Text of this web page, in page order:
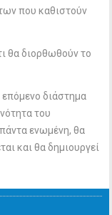
που καθιστούν
θα διορθωθούν το
επόμενο διάστημα
του
ενωμένη, θα
και θα δημιουργεί